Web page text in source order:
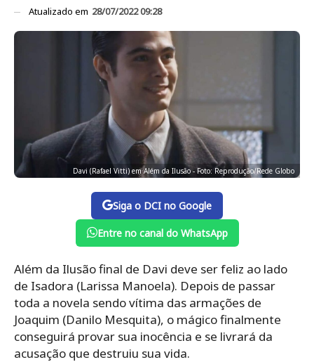
Atualizado em 28/07/2022 09:28
Davi (Rafael Vitti) em Além da Ilusão - Foto: Reprodução/Rede Globo
Siga o DCI no Google
Entre no canal do WhatsApp
Além da Ilusão final de Davi deve ser feliz ao lado
de Isadora (Larissa Manoela). Depois de passar
toda a novela sendo vítima das armações de
Joaquim (Danilo Mesquita), o mágico finalmente
conseguirá provar sua inocência e se livrará da
acusação que destruiu sua vida.